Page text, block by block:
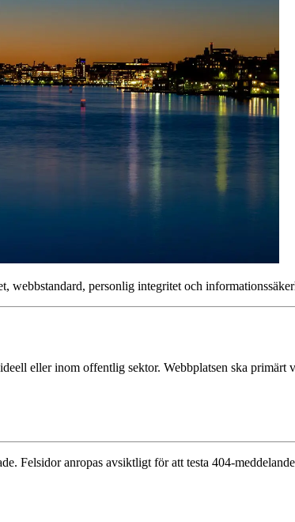
webbstandard, personlig integritet och
eller inom offentlig sektor. Webbplatsen ska primärt
Felsidor anropas avsiktligt för att testa 404-